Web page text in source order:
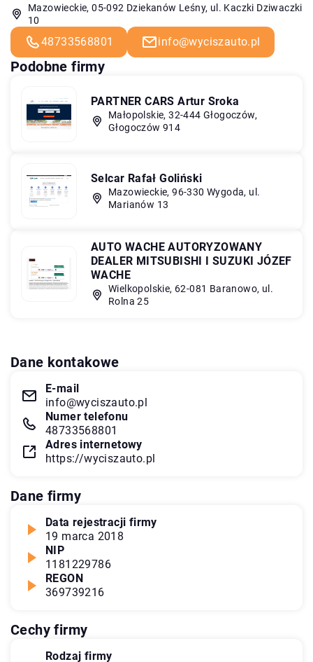
Mazowieckie, 05-092 Dziekanów Leśny, ul. Kaczki Dziwaczki
10
48733568801 info@wyciszauto.pl
Podobne firmy
PARTNER CARS Artur Sroka
Małopolskie, 32-444 Głogoczów,
Głogoczów 914
Selcar Rafał Goliński
Mazowieckie, 96-330 Wygoda, ul.
Marianów 13
AUTO WACHE AUTORYZOWANY
DEALER MITSUBISHI I SUZUKI JÓZEF
WACHE
Wielkopolskie, 62-081 Baranowo, ul.
Rolna 25
Dane kontakowe
E-mail
info@wyciszauto.pl
Numer telefonu
48733568801
Adres internetowy
https://wyciszauto.pl
Dane firmy
Data rejestracji firmy
19 marca 2018
NIP
1181229786
REGON
369739216
Cechy firmy
Rodzaj firmy